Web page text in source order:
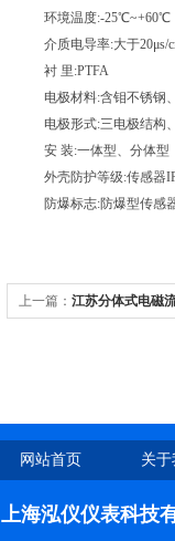
环境温度:-25℃~+60℃
介质电导率:大于20μs/
衬 里:PTFA
电极材料:含钼不锈钢、
电极形式:三电极结构、
安 装:一体型、分体型
外壳防护等级:传感器
防爆标志:防爆型传感器
上一篇： 江苏分体式电磁
网站首页 关
上海泓仪仪表科技